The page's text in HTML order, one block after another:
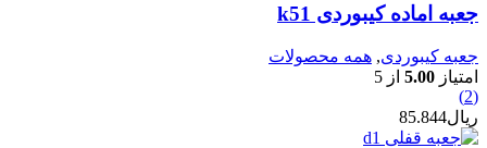
جعبه اماده کیبوردی k51
جعبه کیبوردی, همه محصولات
امتیاز 5.00 از 5
(2)
ریال85.844